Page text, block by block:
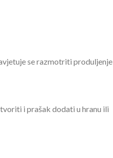
se razmotriti produljenje
i prašak dodati u hranu ili